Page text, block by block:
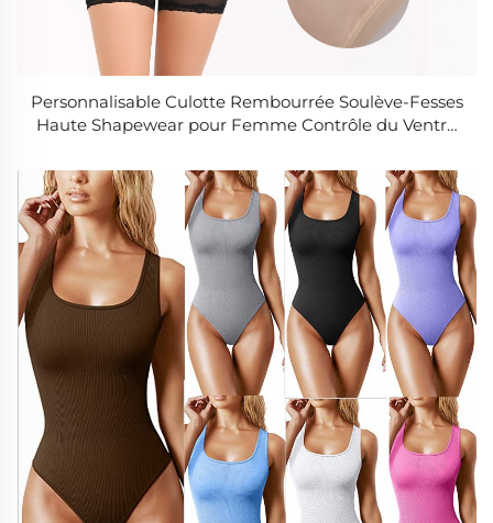
Personnalisable Culotte Rembourrée Soulève-Fesses
Haute Shapewear pour Femme Contrôle du Ventre